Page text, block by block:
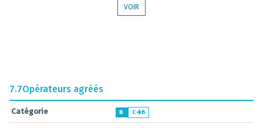
VOIR
7.7Opérateurs agréés
Catégorie B C B